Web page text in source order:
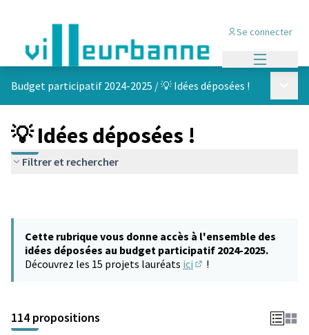
Se connecter
Budget participatif 2024-2025 /💡 Idées déposées !
💡 Idées déposées !
Filtrer et rechercher
Cette rubrique vous donne accès à l'ensemble des
idées déposées au budget participatif 2024-2025.
Découvrez les 15 projets lauréats ici !
114 propositions